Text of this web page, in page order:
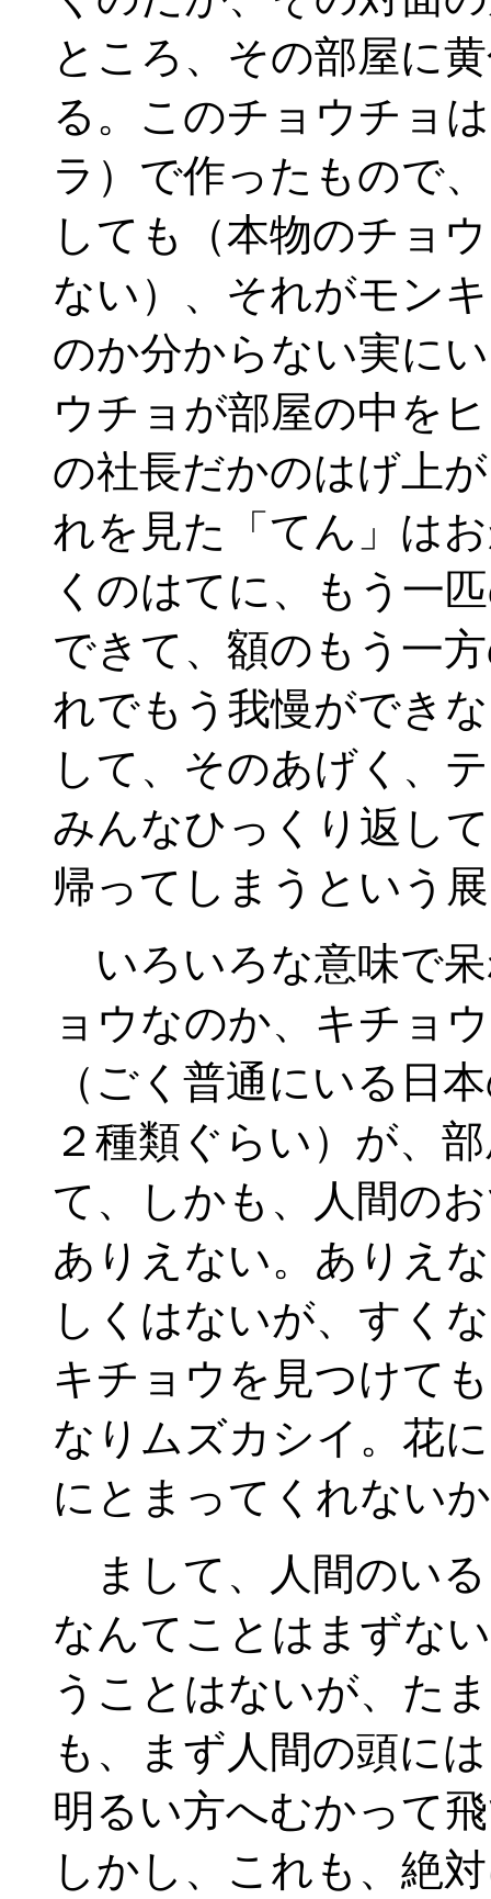
ところ、その部屋に
る。このチョウチョ
ラ）で作ったもので
しても（本物のチョ
ない）、それがモン
のか分からない実に
ウチョが部屋の中を
の社長だかのはげ上
れを見た「てん」は
くのはてに、もう一
できて、額のもう一
れでもう我慢ができ
して、そのあげく、
みんなひっくり返し
帰ってしまうという
いろいろな意味で
ョウなのか、キチョ
（ごく普通にいる日
２種類ぐらい）が、
て、しかも、人間の
ありえない。ありえ
しくはないが、すく
キチョウを見つけて
なりムズカシイ。花
にとまってくれない
まして、人間のい
なんてことはまずな
うことはないが、た
も、まず人間の頭に
明るい方へむかって
しかし、これも、絶